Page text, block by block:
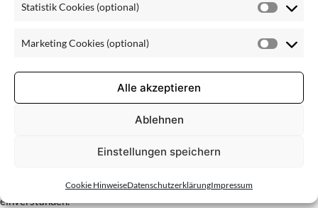
Statistik Cookies (optional)
Marketing Cookies (optional)
Alle akzeptieren
Ablehnen
Einstellungen speichern
Cookie HinweiseDatenschutzerklärungImpressum
zum Newsletterversand imRahmen der Datenschutzerklärung
einverstanden.